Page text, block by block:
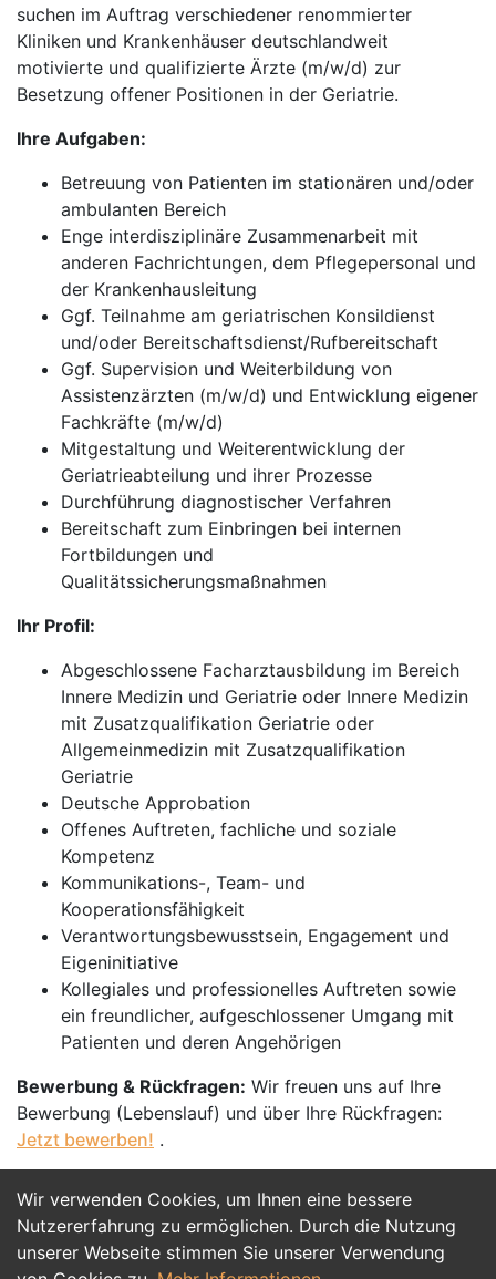
Wir verwenden Cookies, um Ihnen eine bessere
Nutzererfahrung zu ermöglichen. Durch die Nutzung
unserer Webseite stimmen Sie unserer Verwendung
suchen im Auftrag verschiedener renommierter
Kliniken und Krankenhäuser deutschlandweit
motivierte und qualifizierte Ärzte (m/w/d) zur
Besetzung offener Positionen in der Geriatrie.
Ihre Aufgaben:
Betreuung von Patienten im stationären und/oder
ambulanten Bereich
Enge interdisziplinäre Zusammenarbeit mit
anderen Fachrichtungen, dem Pflegepersonal und
der Krankenhausleitung
Ggf. Teilnahme am geriatrischen Konsildienst
und/oder Bereitschaftsdienst/Rufbereitschaft
Ggf. Supervision und Weiterbildung von
Assistenzärzten (m/w/d) und Entwicklung eigener
Fachkräfte (m/w/d)
Mitgestaltung und Weiterentwicklung der
Geriatrieabteilung und ihrer Prozesse
Durchführung diagnostischer Verfahren
Bereitschaft zum Einbringen bei internen
Fortbildungen und
Qualitätssicherungsmaßnahmen
Ihr Profil:
Abgeschlossene Facharztausbildung im Bereich
Innere Medizin und Geriatrie oder Innere Medizin
mit Zusatzqualifikation Geriatrie oder
Allgemeinmedizin mit Zusatzqualifikation
Geriatrie
Deutsche Approbation
Offenes Auftreten, fachliche und soziale
Kompetenz
Kommunikations-, Team- und
Kooperationsfähigkeit
Verantwortungsbewusstsein, Engagement und
Eigeninitiative
Kollegiales und professionelles Auftreten sowie
ein freundlicher, aufgeschlossener Umgang mit
Patienten und deren Angehörigen
Bewerbung & Rückfragen: Wir freuen uns auf Ihre
Bewerbung (Lebenslauf) und über Ihre Rückfragen:
Jetzt bewerben! .
Jetzt Bewerben